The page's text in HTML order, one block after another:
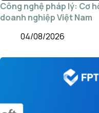
Công nghệ pháp lý: Cơ
doanh nghiệp Việt Nam
04/08/2026